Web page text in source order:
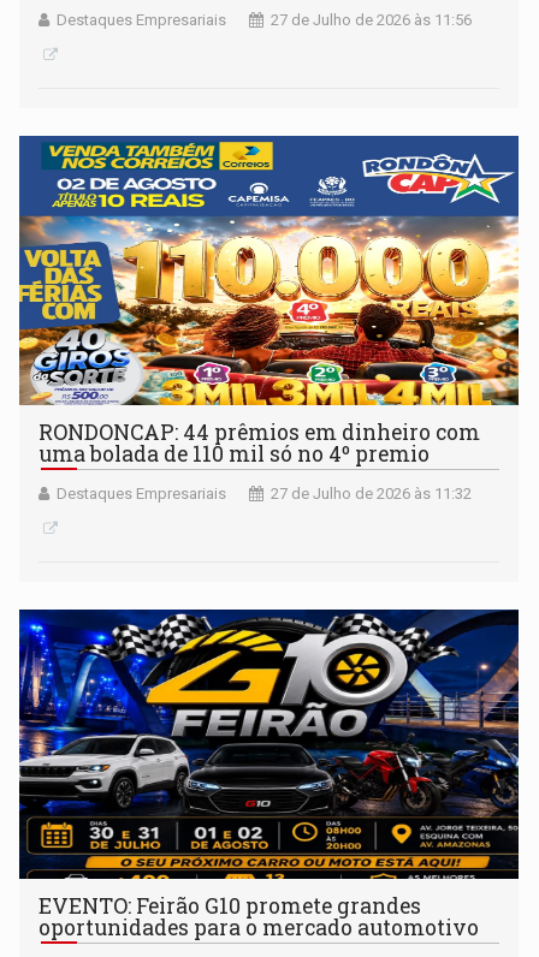
Destaques Empresariais 27 de Julho de 2026 às 11:56
RONDONCAP: 44 prêmios em dinheiro com
uma bolada de 110 mil só no 4º premio
Destaques Empresariais 27 de Julho de 2026 às 11:32
EVENTO: Feirão G10 promete grandes
oportunidades para o mercado automotivo